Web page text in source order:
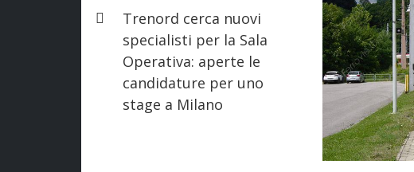
Trenord cerca nuovi
specialisti per la Sala
Operativa: aperte le
candidature per uno
stage a Milano